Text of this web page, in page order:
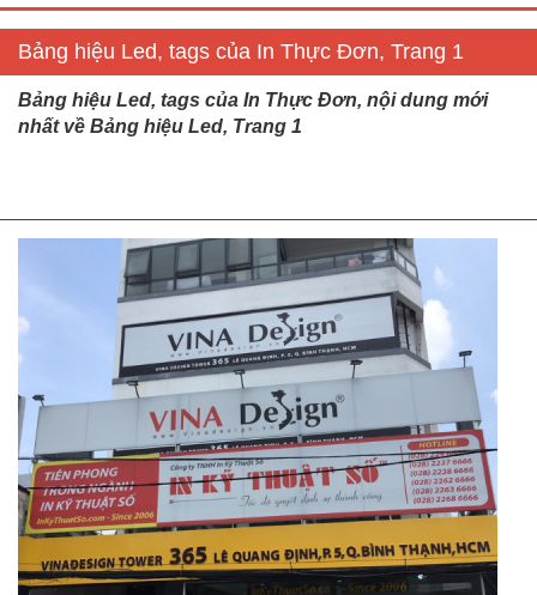
Bảng hiệu Led, tags của In Thực Đơn, Trang 1
Bảng hiệu Led, tags của In Thực Đơn, nội dung mới
nhất về Bảng hiệu Led, Trang 1